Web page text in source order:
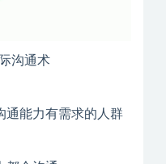
沟通术
通能力有需求的人群